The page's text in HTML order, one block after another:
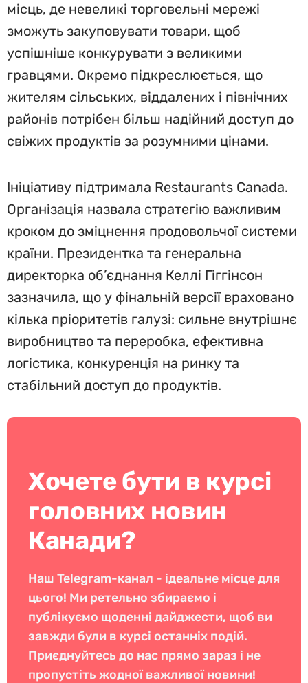
місць, де невеликі торговельні мережі
зможуть закуповувати товари, щоб
успішніше конкурувати з великими
гравцями. Окремо підкреслюється, що
жителям сільських, віддалених і північних
районів потрібен більш надійний доступ до
свіжих продуктів за розумними цінами.
Ініціативу підтримала Restaurants Canada.
Організація назвала стратегію важливим
кроком до зміцнення продовольчої системи
країни. Президентка та генеральна
директорка об’єднання Келлі Гіггінсон
зазначила, що у фінальній версії враховано
кілька пріоритетів галузі: сильне внутрішнє
виробництво та переробка, ефективна
логістика, конкуренція на ринку та
стабільний доступ до продуктів.
Хочете бути в курсі
головних новин
Канади?
Наш Telegram-канал - ідеальне місце для
цього! Ми ретельно збираємо і
публікуємо щоденні дайджести, щоб ви
завжди були в курсі останніх подій.
Приєднуйтесь до нас прямо зараз і не
пропустіть жодної важливої новини!